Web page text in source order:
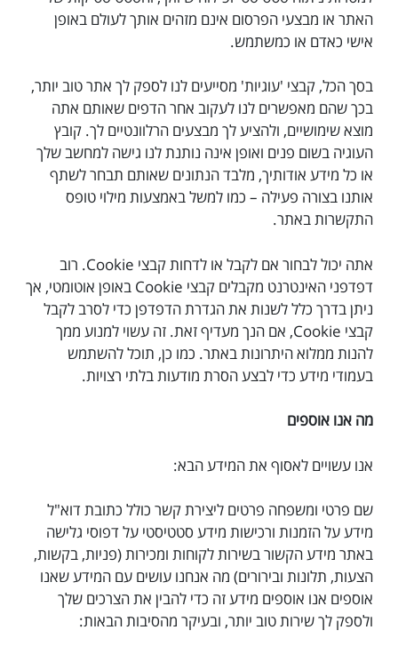
האתר או מבצעי הפרסום אינם מזהים אותך לעולם באופן
אישי כאדם או כמשתמש.
בסך הכל, קבצי 'עוגיות' מסייעים לנו לספק לך אתר טוב יותר,
בכך שהם מאפשרים לנו לעקוב אחר הדפים שאותם אתה
מוצא שימושיים, ולהציע לך מבצעים הרלוונטיים לך. קובץ
העוגיה בשום פנים ואופן אינה נותנת לנו גישה למחשב שלך
או כל מידע אודותיך, מלבד הנתונים שאותם תבחר לשתף
אותנו בצורה פעילה – כמו למשל באמצעות מילוי טופס
התקשרות באתר.
אתה יכול לבחור אם לקבל או לדחות קבצי Cookie. רוב
דפדפני האינטרנט מקבלים קבצי Cookie באופן אוטומטי, אך
ניתן בדרך כלל לשנות את הגדרת הדפדפן כדי לסרב לקבל
קבצי Cookie, אם הנך מעדיף זאת. זה עשוי למנוע ממך
להנות ממלוא היתרונות באתר. כמו כן, תוכל להשתמש
בעמודי מידע כדי לבצע הסרת מודעות בלתי רצויות.
מה אנו אוספים
אנו עשויים לאסוף את המידע הבא:
שם פרטי ומשפחה פרטים ליצירת קשר כולל כתובת דוא"ל
מידע על הזמנות ורכישות מידע סטטיסטי על דפוסי גלישה
באתר מידע הקשור בשירות לקוחות ומכירות (פניות, בקשות,
הצעות, תלונות ובירורים) מה אנחנו עושים עם המידע שאנו
אוספים אנו אוספים מידע זה כדי להבין את הצרכים שלך
ולספק לך שירות טוב יותר, ובעיקר מהסיבות הבאות: